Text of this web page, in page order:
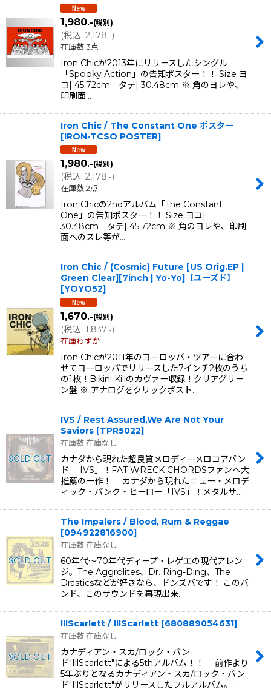
1,980.-(税別)
(税込: 2,178 .-)
在庫数 3点
Iron Chicが2013年にリリースしたシングル
「Spooky Action」の告知ポスター！！ Size ヨ
コ| 45.72cm タテ| 30.48cm ※ 角のヨレや、
印刷面…
Iron Chic / The Constant One ポスター
[IRON-TCSO POSTER]
1,980.-(税別)
(税込: 2,178.-)
在庫数 2点
Iron Chicの2ndアルバム「The Constant
One」の告知ポスター！！ Size ヨコ|
30.48cm タテ| 45.72cm ※ 角のヨレや、印刷
面へのスレ等が…
Iron Chic / (Cosmic) Future [US Orig.EP |
Green Clear][7inch | Yo-Yo]【ユーズド】
[YOYO52]
1,670.-(税別)
(税込: 1,837 .-)
在庫わずか
Iron Chicが2011年のヨーロッパ・ツアーに合わ
せてヨーロッパでリリースした7インチ2枚のうち
の1枚！Bikini Killのカヴァー収録！クリアグリー
ン盤 ※ アナログをクリックポスト…
IVS / Rest Assured,We Are Not Your
Saviors [TPR5022]
在庫数 在庫なし
カナダから現れた超良質メロディーメロコアバン
ド 「IVS」！FAT WRECK CHORDSファンへ大
推薦の一作！ カナダから現れたニュー・メロデ
ィック・パンク・ヒーロー「IVS」！メタルサ…
The Impalers / Blood, Rum & Reggae
[094922816900]
在庫数 在庫なし
60年代〜70年代ディープ・レゲエの現代アレン
ジ。The Aggrolites、Dr. Ring-Ding、The
Drasticsなどが好きなら、ドンズバです！ このバ
ンド、このサウンドを再現出来…
IllScarlett / IllScarlett [680889054631]
在庫数 在庫なし
カナディアン・スカ/ロック・バン
ド"IllScarlett"による5thアルバム！！ 前作より
5年ぶりとなるカナディアン・スカ/ロック・バン
ド"IllScarlett"がリリースしたフルアルバム。…